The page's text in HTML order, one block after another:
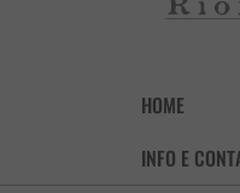
HOME
INFO E